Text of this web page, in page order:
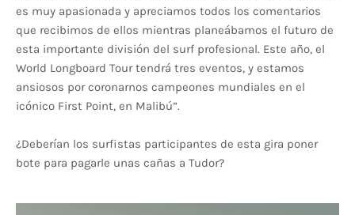
es muy apasionada y apreciamos todos los comentarios
que recibimos de ellos mientras planeábamos el futuro de
esta importante división del surf profesional. Este año, el
World Longboard Tour tendrá tres eventos, y estamos
ansiosos por coronarnos campeones mundiales en el
icónico First Point, en Malibú”.
¿Deberían los surfistas participantes de esta gira poner
bote para pagarle unas cañas a Tudor?